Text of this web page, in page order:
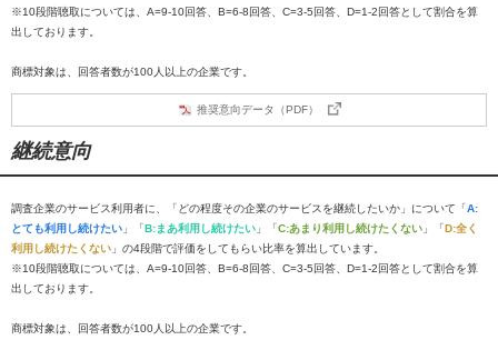
※10段階聴取については、A=9-10回答、B=6-8回答、C=3-5回答、D=1-2回答として割合を算
出しております。
商標対象は、回答者数が100人以上の企業です。
推奨意向データ（PDF）
継続意向
調査企業のサービス利用者に、「どの程度その企業のサービスを継続したいか」について「A:
とても利用し続けたい 」「B:まあ利用し続けたい 」「C:あまり利用し続けたくない 」「D:全く
利用し続けたくない 」の4段階で評価をしてもらい比率を算出しています。
※10段階聴取については、A=9-10回答、B=6-8回答、C=3-5回答、D=1-2回答として割合を算
出しております。
商標対象は、回答者数が100人以上の企業です。